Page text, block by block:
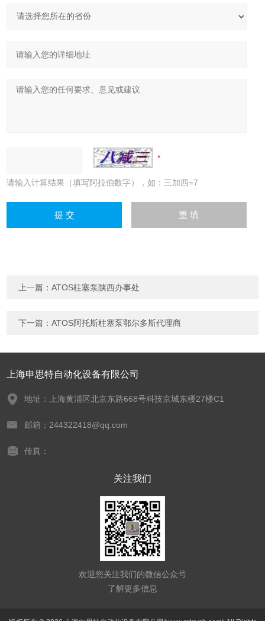
请输入计算结果（填写阿拉伯数字），如：三加四=7
上一篇：ATOS柱塞泵陕西办事处
下一篇：ATOS阿托斯柱塞泵鄂尔多斯代理商
上海申思特自动化设备有限公司
地址：上海黄浦区北京东路668号科技京城东楼27楼C1
邮箱：244322418@qq.com
传真：
关注我们
欢迎您关注我们的微信公众号
了解更多信息